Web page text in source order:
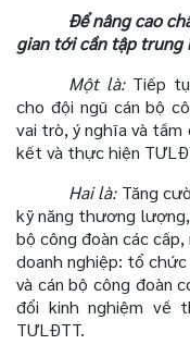
Để nâng cao
gian tới cần tập trung
Một là:Tiếp
cho đội ngũ cán bộ
vai trò, ý nghĩa và
kết và thực hiện
Hai là: Tăng
kỹ năng thương
bộ công đoàn các
doanh nghiệp: tổ chức
và cán bộ công đoàn
đổi kinh nghiệm về
TƯLĐTT.